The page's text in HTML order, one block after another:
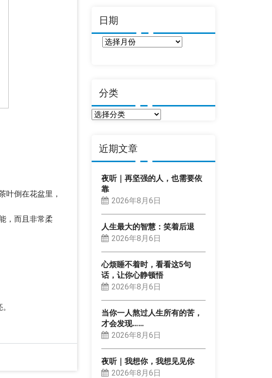
叶倒在花盆里，
，而且非常柔
日期
分类
分
近期文章
夜听｜再坚强的人，也需要依
靠
2026年8月6日
人生最大的智慧：笑着后退
2026年8月6日
心烦睡不着时，看看这5句
话，让你心静顿悟
2026年8月6日
当你一人熬过人生所有的苦，
才会发现……
2026年8月6日
夜听｜我想你，我想见见你
2026年8月6日